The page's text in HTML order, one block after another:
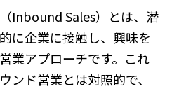
Inbound Sales）とは、潜
に企業に接触し、興味を
業アプローチです。これ
ンド営業とは対照的で、